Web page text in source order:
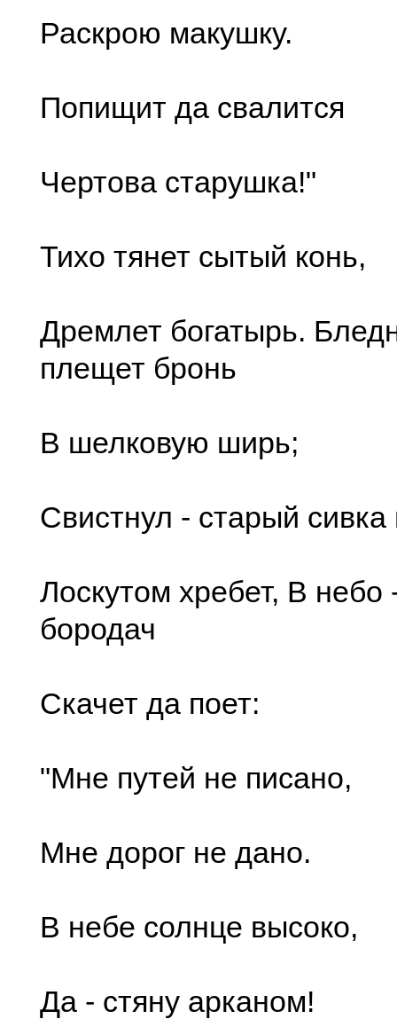
Раскрою макушку.
Попищит да свалится
Чертова старушка!"
Тихо тянет сытый конь,
Дремлет богатырь.
плещет бронь
В шелковую ширь;
Свистнул - старый сивка
Лоскутом хребет, В небо
бородач
Скачет да поет:
"Мне путей не писано,
Мне дорог не дано.
В небе солнце высоко,
Да - стяну арканом!